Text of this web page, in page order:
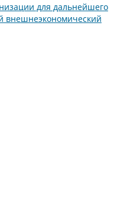
для дальнейшего
внешнеэкономический